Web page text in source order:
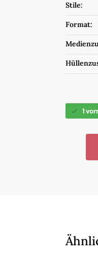
Stile:
Format:
1